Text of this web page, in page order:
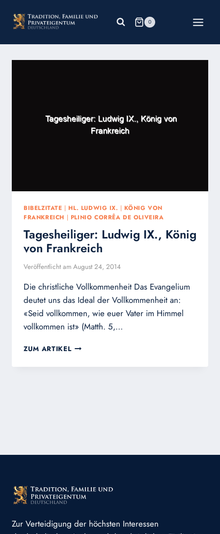
Inhalt
springen
0
BIBELZITATE | HL. LUDWIG IX. | KÖNIG VON
FRANKREICH | PLINIO CORRÊA DE OLIVEIRA
Tagesheiliger: Ludwig IX., König
von Frankreich
Veröffentlicht am August 24, 2014
Die christliche Vollkommenheit Das Evangelium
deutet uns das Ideal der Vollkommenheit an:
«Seid vollkommen, wie euer Vater im Himmel
vollkommen ist» (Matth. 5,…
ZUM ARTIKEL TAGESHEILIGER:
IX.,
Zur Verteidigung der höchsten Interessen